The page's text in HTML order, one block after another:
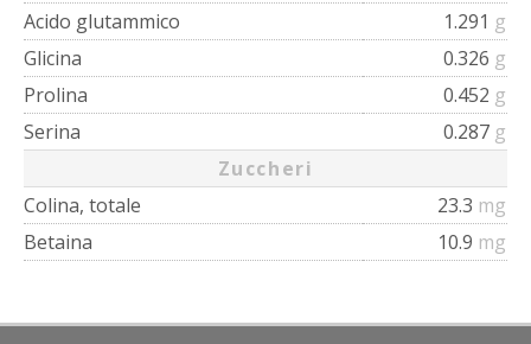
Acido glutammico
1.291 g
Glicina
0.326 g
Prolina
0.452 g
Serina
0.287 g
Zuccheri
Colina, totale
23.3 mg
Betaina
10.9 mg